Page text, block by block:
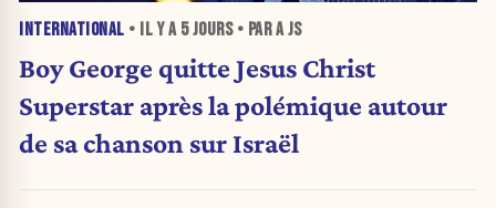
INTERNATIONAL • IL Y A 5 JOURS• PAR A JS
Boy George quitte Jesus Christ
Superstar après la polémique autour
de sa chanson sur Israël